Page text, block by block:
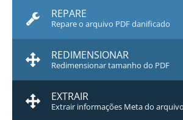
REPARE
Repare o arquivo PDF danificado
REDIMENSIONAR
Redimensionar tamanho do PDF
EXTRAIR
Extrair informações Meta do